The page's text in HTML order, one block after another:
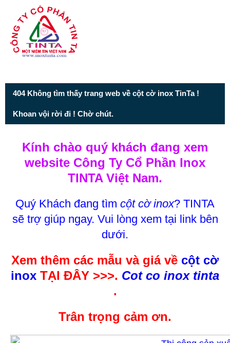
Từ mục này trở xuống là mã nguồn Zalo
404 Không tìm thấy trang web về cột cờ inox TinTa !
Khoan vội rời đi ! Chờ chút.
Kính chào quý khách đang xem
website Công Ty Cổ Phần Inox
TINTA Việt Nam.
Quý Khách đang tìm cột cờ inox? TINTA
sẽ trợ giúp ngay. Vui lòng xem tại link bên
dưới.
Xem thêm các mẫu và giá về cột cờ
inox TẠI ĐÂY >>>. Cot co inox tinta
.
Trân trọng cảm ơn.